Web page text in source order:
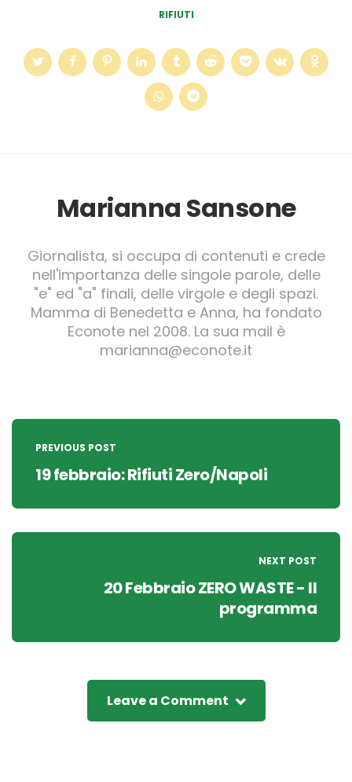
RIFIUTI
Marianna Sansone
Giornalista, si occupa di contenuti e crede
nell'importanza delle singole parole, delle
"e" ed "a" finali, delle virgole e degli spazi.
Mamma di Benedetta e Anna, ha fondato
Econote nel 2008. La sua mail è
marianna@econote.it
Post
navigation
PREVIOUS POST
19 febbraio: Rifiuti Zero/Napoli
NEXT POST
20 Febbraio ZERO WASTE - Il
programma
Leave a Comment